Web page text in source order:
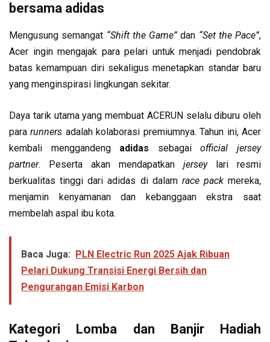
bersama adidas
Mengusung semangat “Shift the Game” dan “Set the Pace”,
Acer ingin mengajak para pelari untuk menjadi pendobrak
batas kemampuan diri sekaligus menetapkan standar baru
yang menginspirasi lingkungan sekitar.
Daya tarik utama yang membuat ACERUN selalu diburu oleh
pararunners adalah kolaborasi premiumnya. Tahun ini, Acer
kembali menggandeng adidas sebagaiofficial jersey
partner. Peserta akan mendapatkan jerseylari resmi
berkualitas tinggi dari adidas di dalam race packmereka,
menjamin kenyamanan dan kebanggaan ekstra saat
membelah aspal ibu kota.
Baca Juga: PLN Electric Run 2025 Ajak Ribuan
Pelari Dukung Transisi Energi Bersih dan
Pengurangan Emisi Karbon
Kategori Lomba dan Banjir Hadiah